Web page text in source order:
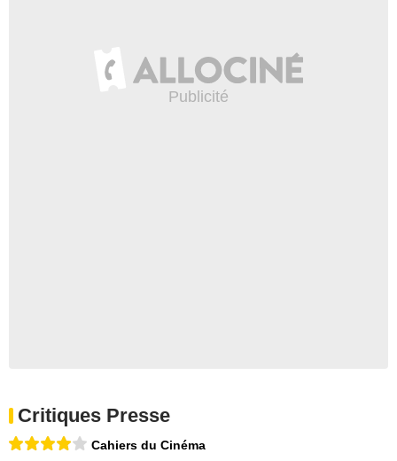
Critiques Presse
Cahiers du Cinéma